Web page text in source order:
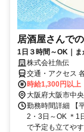
居酒屋さんで
1日３時間～OK｜ま
株式会社魚伝
交通・アクセス
時給1,300円以上
大阪府大阪市中
勤務時間詳細 【
2・3日～OK ＊1
で予定も立てや